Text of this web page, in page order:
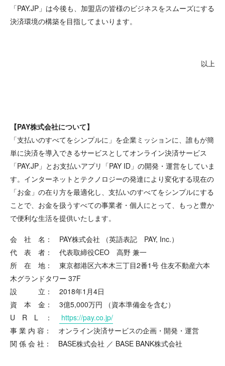
「PAY.JP」は今後も、加盟店の皆様のビジネスをスムーズにする
決済環境の構築を目指してまいります。
以上
【PAY株式会社について】
「支払いのすべてをシンプルに」を企業ミッションに、誰もが簡
単に決済を導入できるサービスとしてオンライン決済サービス
「PAY.JP」とお支払いアプリ「PAY ID」の開発・運営をしていま
す。インターネットとテクノロジーの発達により変化する現在の
「お金」の在り方を最適化し、支払いのすべてをシンプルにする
ことで、お金を扱うすべての事業者・個人にとって、もっと豊か
で便利な生活を提供いたします。
会 社 名： PAY株式会社 （英語表記 PAY, Inc.）
代 表 者： 代表取締役CEO 高野 兼一
所 在 地： 東京都港区六本木三丁目2番1号 住友不動産六本
木グランドタワー 37F
設 立： 2018年1月4日
資 本 金： 3億5,000万円 （資本準備金を含む）
U R L ：
https://pay.co.jp/
事 業 内 容： オンライン決済サービスの企画・開発・運営
関 係 会 社： BASE株式会社 ／ BASE BANK株式会社